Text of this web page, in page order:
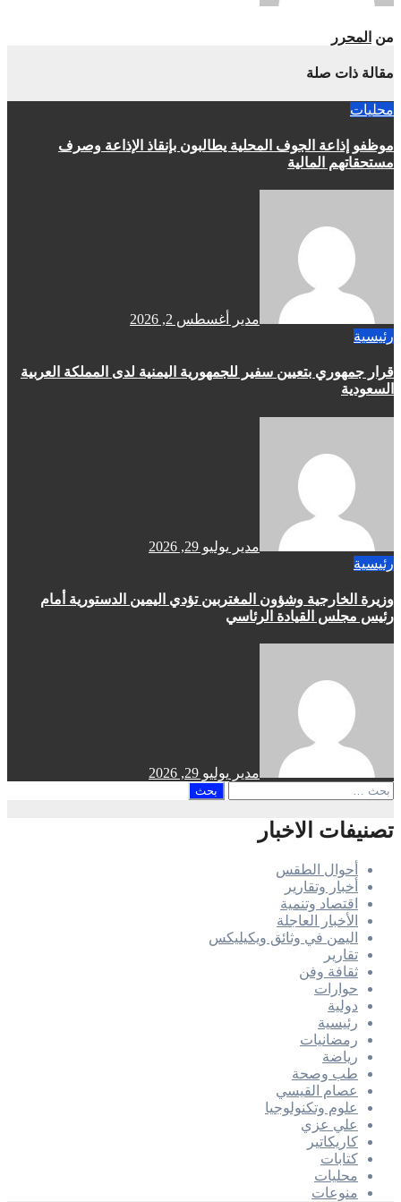
من المحرر
مقالة ذات صلة
محليات
موظفو إذاعة الجوف المحلية يطالبون بإنقاذ الإذاعة وصرف
مستحقاتهم المالية
مدير
أغسطس 2, 2026
رئيسية
قرار جمهوري بتعيين سفير للجمهورية اليمنية لدى المملكة العربية
السعودية
مدير يوليو 29, 2026
رئيسية
وزيرة الخارجية وشؤون المغتربين تؤدي اليمين الدستورية أمام
رئيس مجلس القيادة الرئاسي
مدير يوليو 29, 2026
البحث
تصنيفات الاخبار
أحوال الطقس
أخبار وتقارير
اقتصاد وتنمية
الأخبار العاجلة
اليمن في وثائق ويكيليكس
تقارير
ثقافة وفن
حوارات
دولية
رئيسية
رمضانيات
رياضة
طب وصحة
عصام القيسي
علوم وتكنولوجيا
علي عزي
كاريكاتير
كتابات
محليات
منوعات